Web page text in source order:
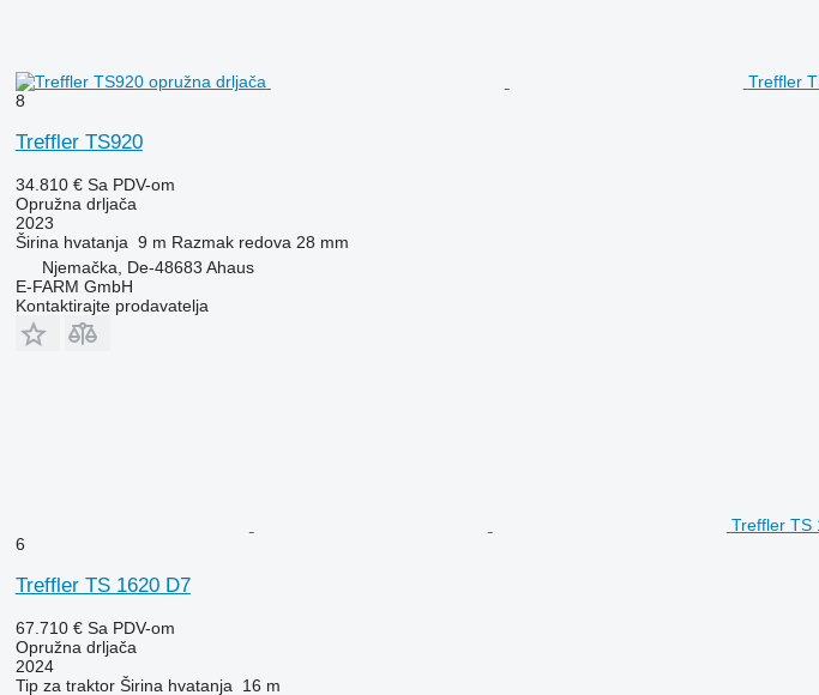
Treffler
8
Treffler TS920
34.810 € Sa PDV-om
Opružna drljača
2023
Širina hvatanja 9 m Razmak redova 28 mm
Njemačka, De-48683 Ahaus
E-FARM GmbH
Kontaktirajte prodavatelja
Treffler TS
6
Treffler TS 1620 D7
67.710 € Sa PDV-om
Opružna drljača
2024
Tip za traktor Širina hvatanja
16 m